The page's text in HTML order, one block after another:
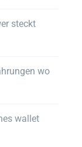
steckt
wo
wallet